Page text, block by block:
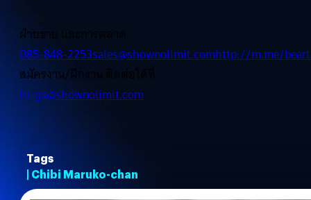
ฝ่ายขาย และการตลาด
085-848-2253sales@shownolimit.comhttp://m.me/
สมัครงาน/ฝึกงาน ติดต่อได้ที่
hr-ga@shownolimit.com
Tags
| Chibi Maruko-chan